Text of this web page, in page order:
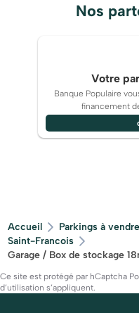
Nos
Votre
Banque Populaire
financement
Accueil Parkings à vendre
Saint-Francois
Garage / Box de stockage
Ce site est protégé par hCaptcha
d’utilisation s’appliquent.